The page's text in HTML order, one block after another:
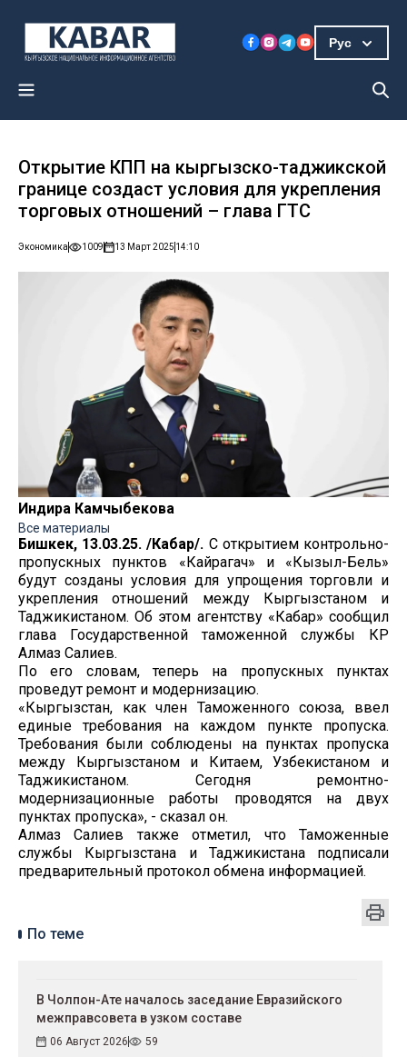
Рус
Открытие КПП на кыргызско-таджикской
границе создаст условия для укрепления
торговых отношений – глава ГТС
Экономика 1009 13 Март 2025 14:10
Индира Камчыбекова
Все материалы
Бишкек, 13.03.25. /Кабар/. С открытием контрольно-
пропускных пунктов «Кайрагач» и «Кызыл-Бель»
будут созданы условия для упрощения торговли и
укрепления отношений между Кыргызстаном и
Таджикистаном. Об этом агентству «Кабар» сообщил
глава Государственной таможенной службы КР
Алмаз Салиев.
По его словам, теперь на пропускных пунктах
проведут ремонт и модернизацию.
«Кыргызстан, как член Таможенного союза, ввел
единые требования на каждом пункте пропуска.
Требования были соблюдены на пунктах пропуска
между Кыргызстаном и Китаем, Узбекистаном и
Таджикистаном. Сегодня ремонтно-
модернизационные работы проводятся на двух
пунктах пропуска», - сказал он.
Алмаз Салиев также отметил, что Таможенные
службы Кыргызстана и Таджикистана подписали
предварительный протокол обмена информацией.
По теме
В Чолпон-Ате началось заседание Евразийского
межправсовета в узком составе
06 Август 2026 59